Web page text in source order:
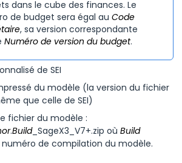
dans le cube des finances. Le
de budget sera égal au Code
, sa version correspondante
Numéro de version du budget.
de SEI
du modèle (la version du fichier
que celle de SEI)
fichier du modèle :
.Build_ SageX3_V7+.zip où Build
de compilation du modèle.